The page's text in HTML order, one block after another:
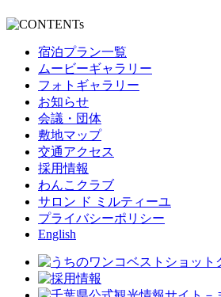
宿泊プラン一覧
ムービーギャラリー
フォトギャラリー
お知らせ
会議・団体
敷地マップ
交通アクセス
採用情報
わんこクラブ
サロン ド ミルティーユ
プライバシーポリシー
English